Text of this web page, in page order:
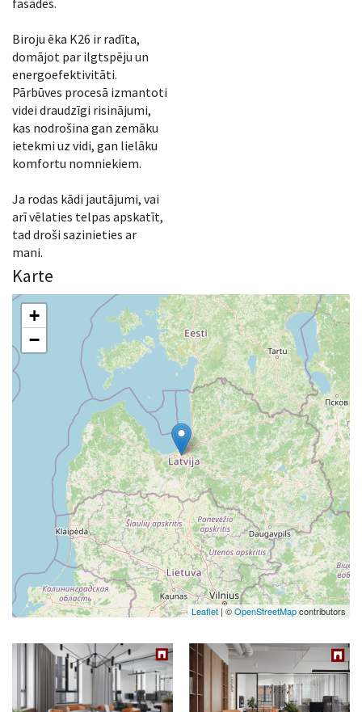
fasādes.
Biroju ēka K26 ir radīta,
domājot par ilgtspēju un
energoefektivitāti.
Pārbūves procesā izmantoti
videi draudzīgi risinājumi,
kas nodrošina gan zemāku
ietekmi uz vidi, gan lielāku
komfortu nomniekiem.
Ja rodas kādi jautājumi, vai
arī vēlaties telpas apskatīt,
tad droši sazinieties ar
mani.
Karte
+
−
Leaflet | ©OpenStreetMapcontributors